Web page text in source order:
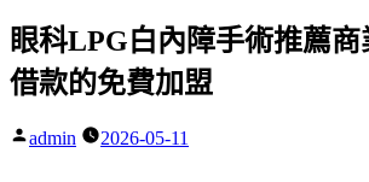
眼科LPG白內障手術推薦
借款的免費加盟
作
admin 2026-05-11